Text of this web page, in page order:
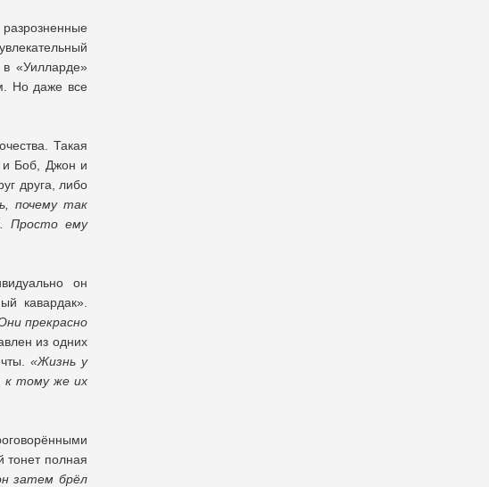
в «Уилларде»
Но даже все
Такая
и Боб, Джон и
друга, либо
почему так
Просто ему
он
кавардак».
прекрасно
из одних
«Жизнь у
к тому же их
тонет полная
затем брёл